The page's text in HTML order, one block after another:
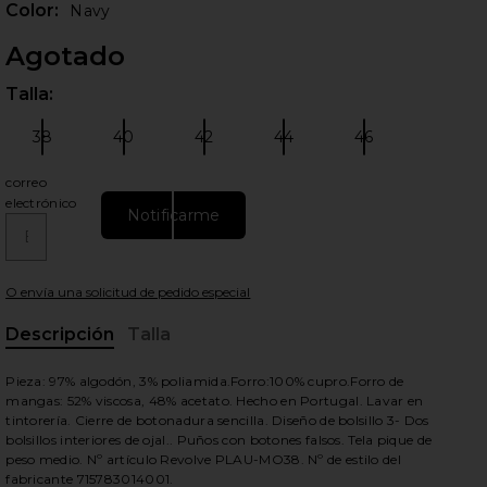
diapositivas
Color: Navy
Agotado
Talla:
Talla:
38 Talla:
40 Talla:
42 Talla:
44 46
correo
electrónico
Notificarme
O envía una solicitud de pedido especial
Descripción
Talla
Pieza: 97% algodón, 3% poliamida.Forro:100% cupro.Forro de
mangas: 52% viscosa, 48% acetato. Hecho en Portugal. Lavar en
tintorería. Cierre de botonadura sencilla. Diseño de bolsillo 3- Dos
bolsillos interiores de ojal.. Puños con botones falsos. Tela pique de
peso medio. Nº artículo Revolve PLAU-MO38. Nº de estilo del
fabricante 715783014001.